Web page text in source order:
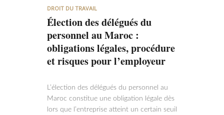
DROIT DU TRAVAIL
Élection des délégués du
personnel au Maroc :
obligations légales, procédure
et risques pour l’employeur
L’élection des délégués du personnel au
Maroc constitue une obligation légale dès
lors que l’entreprise atteint un certain seuil